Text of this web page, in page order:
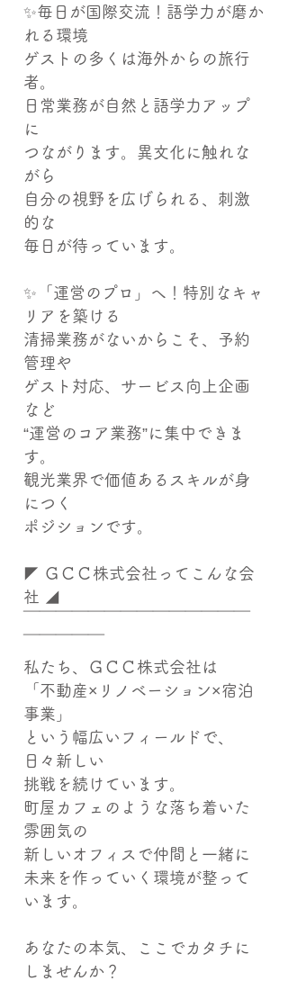
✨毎日が国際交流！語学力が磨か
れる環境
ゲストの多くは海外からの旅行
者。
日常業務が自然と語学力アップ
に
つながります。異文化に触れな
がら
自分の視野を広げられる、刺激
的な
毎日が待っています。
✨「運営のプロ」へ！特別なキャ
リアを築ける
清掃業務がないからこそ、予約
管理や
ゲスト対応、サービス向上企画
など
“運営のコア業務”に集中できま
す。
観光業界で価値あるスキルが身
につく
ポジションです。
◤ ＧＣＣ株式会社ってこんな会
社 ◢
私たち、ＧＣＣ株式会社は
「不動産×リノベーション×宿泊
事業」
という幅広いフィールドで、
日々新しい
挑戦を続けています。
町屋カフェのような落ち着いた
雰囲気の
新しいオフィスで仲間と一緒に
未来を作っていく環境が整って
います。
あなたの本気、ここでカタチに
しませんか？